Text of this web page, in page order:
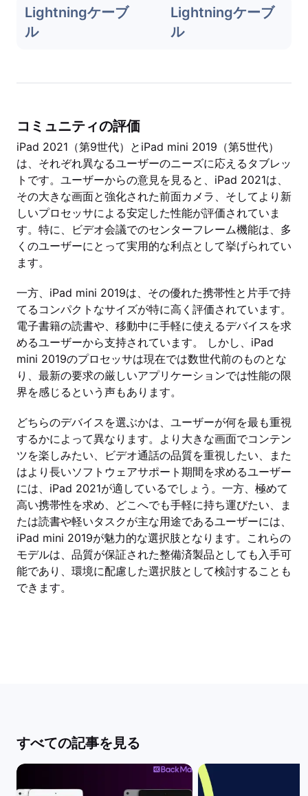
Lightningケーブ
ル
Lightningケーブ
ル
コミュニティの評価
iPad 2021（第9世代）とiPad mini 2019（第5世代）
は、それぞれ異なるユーザーのニーズに応えるタブレッ
トです。ユーザーからの意見を見ると、iPad 2021は、
その大きな画面と強化された前面カメラ、そしてより新
しいプロセッサによる安定した性能が評価されていま
す。特に、ビデオ会議でのセンターフレーム機能は、多
くのユーザーにとって実用的な利点として挙げられてい
ます。
一方、iPad mini 2019は、その優れた携帯性と片手で持
てるコンパクトなサイズが特に高く評価されています。
電子書籍の読書や、移動中に手軽に使えるデバイスを求
めるユーザーから支持されています。 しかし、iPad
mini 2019のプロセッサは現在では数世代前のものとな
り、最新の要求の厳しいアプリケーションでは性能の限
界を感じるという声もあります。
どちらのデバイスを選ぶかは、ユーザーが何を最も重視
するかによって異なります。より大きな画面でコンテン
ツを楽しみたい、ビデオ通話の品質を重視したい、また
はより長いソフトウェアサポート期間を求めるユーザー
には、iPad 2021が適しているでしょう。一方、極めて
高い携帯性を求め、どこへでも手軽に持ち運びたい、ま
たは読書や軽いタスクが主な用途であるユーザーには、
iPad mini 2019が魅力的な選択肢となります。これらの
モデルは、品質が保証された整備済製品としても入手可
能であり、環境に配慮した選択肢として検討することも
できます。
すべての記事を見る